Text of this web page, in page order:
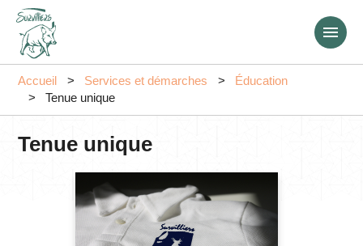
Accueil Services et démarches
Éducation
Tenue unique
Tenue unique